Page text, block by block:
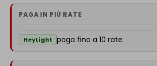
PAGA IN PIÙ RATE
HeyLight paga fino a 10 rate